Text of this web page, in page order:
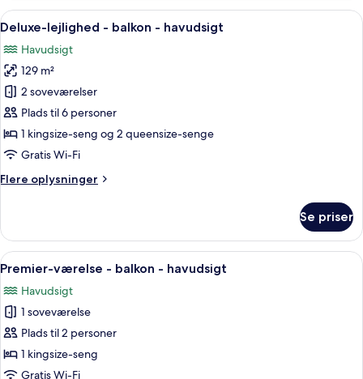
til
4
-
balkon
havudsigt
Indlæs
alle
billeder
af
Deluxe-
lejlighed
-
balkon
havudsigt
En moderne opholdsstue med en
27
Deluxe-lejlighed - balkon - havudsigt
Havudsigt
129 m²
2 soveværelser
Plads til 6 personer
1 kingsize-seng og 2 queensize-senge
Gratis Wi-Fi
Flere oplysninger
Flere
lejlighed
balkon
havudsigt
Se priser
Indlæs
alle
billeder
af
Premier-
værelse
-
Et moderne soveværelse med seng,
6
Premier-værelse - balkon - havudsigt
Havudsigt
1 soveværelse
Plads til 2 personer
1 kingsize-seng
Gratis Wi-Fi